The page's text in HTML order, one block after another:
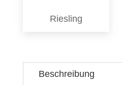
Riesling
Beschreibung